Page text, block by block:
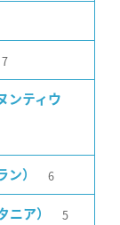
7
ンティウ
ン） 6
ニア） 5